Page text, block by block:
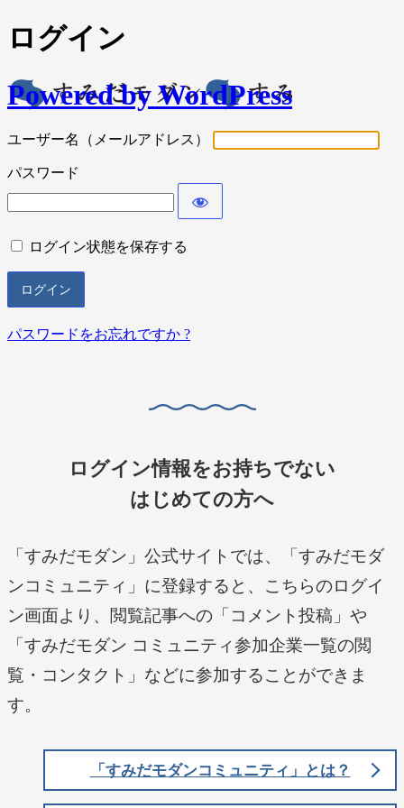
ログイン
Powered by WordPress
ユーザー名（メールアドレス）
パスワード
ログイン状態を保存する
パスワードをお忘れですか ?
ログイン情報をお持ちでない
はじめての方へ
「すみだモダン」公式サイトでは、「すみだモダ
ンコミュニティ」に登録すると、こちらのログイ
ン画面より、閲覧記事への「コメント投稿」や
「すみだモダン コミュニティ参加企業一覧の閲
覧・コンタクト」などに参加することができま
す。
「すみだモダンコミュニティ」とは？